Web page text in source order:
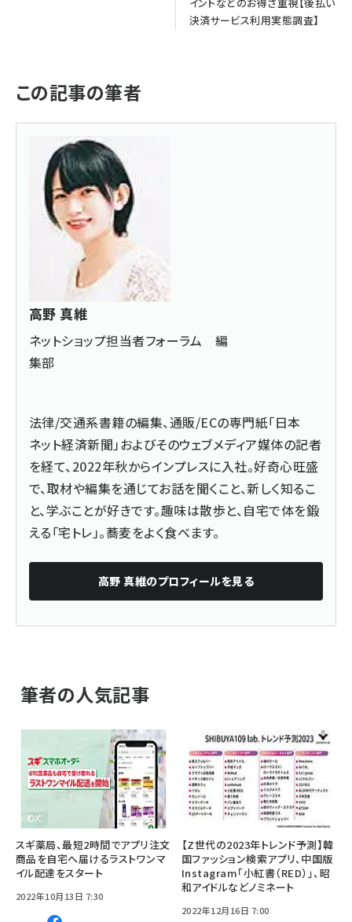
決済サービス利用実態調査】
この記事の筆者
高野 真維
ネットショップ担当者フォーラム 編
集部
法律/交通系書籍の編集、通販/ECの専門紙「日本
ネット経済新聞」およびそのウェブメディア媒体の記者
を経て、2022年秋からインプレスに入社。好奇心旺盛
で、取材や編集を通じてお話を聞くこと、新しく知るこ
と、学ぶことが好きです。趣味は散歩と、自宅で体を鍛
える「宅トレ」。蕎麦をよく食べます。
高野 真維のプロフィールを見る
筆者の人気記事
スギ薬局、最短2時間でアプリ注文
商品を自宅へ届けるラストワンマ
イル配達をスタート
2022年10月13日 7:30
【Z世代の2023年トレンド予測】韓
国ファッション検索アプリ、中国版
Instagram「小紅書（RED）」、昭
和アイドルなどノミネート
2022年12月16日 7:00